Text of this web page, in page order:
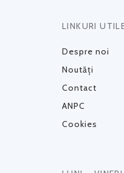
LINKURI
Despre noi
Noutăți
Contact
ANPC
Cookies